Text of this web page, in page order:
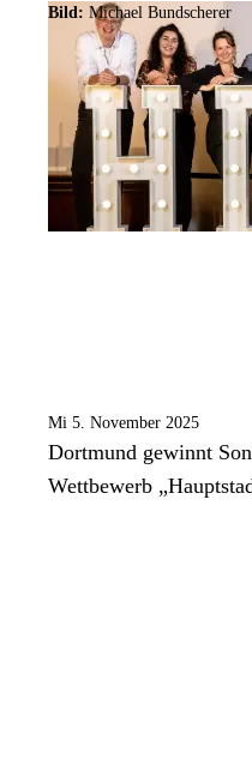
Bild: Michael Bundscherer
Mi 5. November 2025
Dortmund gewinnt
Wettbewerb